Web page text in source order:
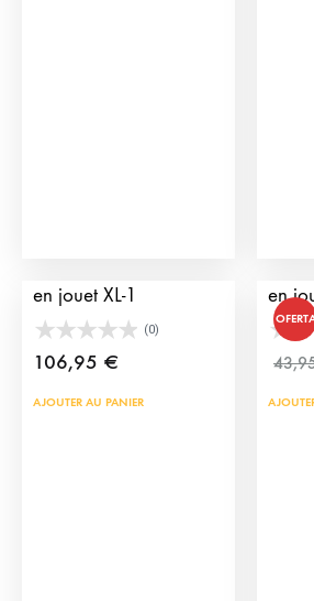
en jouet XL-1
(0)
106,95 €
AJOUTER AU PANIER
en